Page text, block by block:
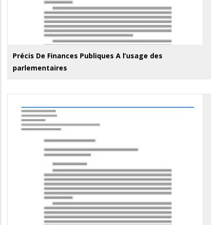
Précis De Finances Publiques A l’usage des
parlementaires